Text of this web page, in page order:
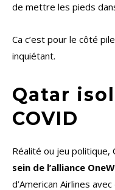
de mettre les pieds
Ca c’est pour le côté
inquiétant.
Qatar
COVID
Réalité ou jeu
sein de l’alliance
d’American Airlines